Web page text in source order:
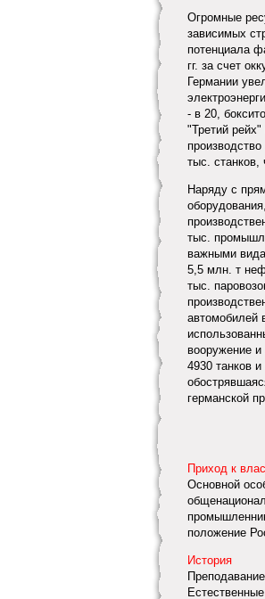
Огромные
зависимых
потенциала
гг. за счет
Германии
- в 20,
"Третий
тыс. станков,
Наряду с
тыс.
важными
5,5 млн. т
тыс.
автомобилей
вооружение
4930 танков
германской
Приход к
Основной
положение
История